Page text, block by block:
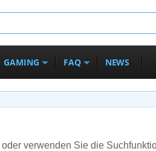
GAMING FAQ NEWS
oder verwenden Sie die